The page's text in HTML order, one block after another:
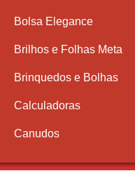
Bolsa Elegance
Brilhos e Folhas Meta
Brinquedos e Bolhas
Calculadoras
Canudos